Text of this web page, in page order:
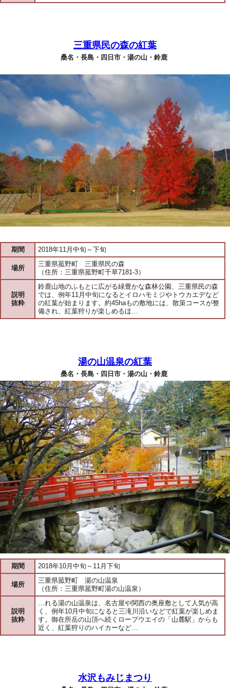
三重県民の森の紅葉
桑名・長島・四日市・湯の山・鈴鹿
期間 2018年11月中旬～下旬
場所
三重県菰野町 三重県民の森
（住所：三重県菰野町千草7181-3）
説明
抜粋
鈴鹿山地のふもとに広がる緑豊かな森林公園、三重県民の森
では、例年11月中旬になるとイロハモミジやトウカエデなど
の紅葉が始まります。約45haもの敷地には、散策コースが整
備され、紅葉狩りが楽しめるほ…
湯の山温泉の紅葉
桑名・長島・四日市・湯の山・鈴鹿
期間 2018年10月中旬～11月下旬
場所
三重県菰野町 湯の山温泉
（住所：三重県菰野町湯の山温泉）
説明
抜粋
…れる湯の山温泉は、名古屋や関西の奥座敷として人気が高
く、例年10月中旬になると三滝川沿いなどで紅葉が楽しめま
す。御在所岳の山頂へ続くロープウエイの「山麓駅」からも
近く、紅葉狩りのハイカーなど…
水沢もみじまつり